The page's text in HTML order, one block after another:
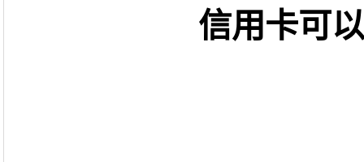
信用卡可